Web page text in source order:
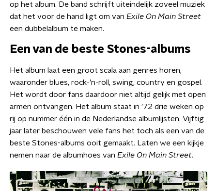
op het album. De band schrijft uiteindelijk zoveel muziek
dat het voor de hand ligt om van Exile On Main Street
een dubbelalbum te maken.
Een van de beste Stones-albums
Het album laat een groot scala aan genres horen,
waaronder blues, rock-'n-roll, swing, country en gospel.
Het wordt door fans daardoor niet altijd gelijk met open
armen ontvangen. Het album staat in '72 drie weken op
rij op nummer één in de Nederlandse albumlijsten. Vijftig
jaar later beschouwen vele fans het toch als een van de
beste Stones-albums ooit gemaakt. Laten we een kijkje
nemen naar de albumhoes van Exile On Main Street.